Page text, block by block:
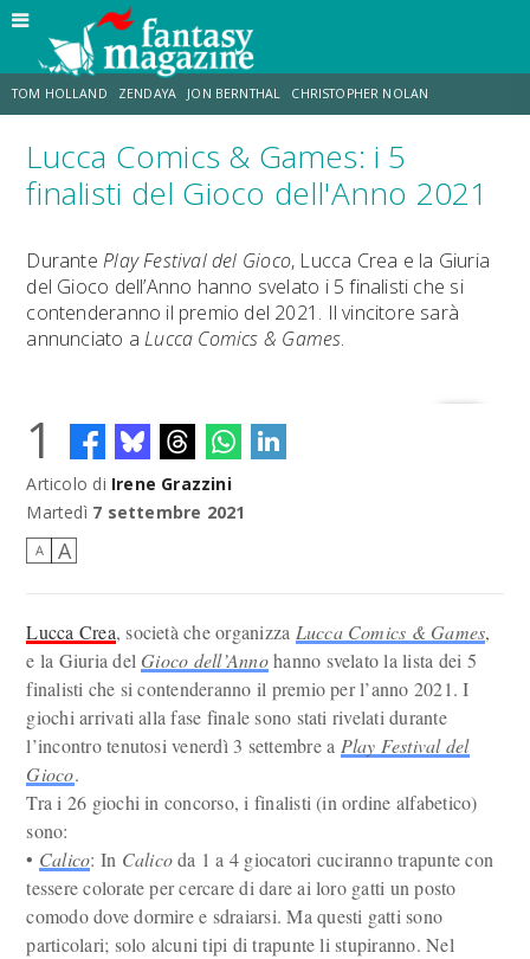
TOM HOLLAND ZENDAYA JON BERNTHAL CHRISTOPHER NOLAN
STRANIMONDI LUCCA COMICS & GAMES ODISSEA TRAMELL TILLMAN
Lucca Comics & Games: i 5
finalisti del Gioco dell'Anno 2021
DurantePlay Festival del Gioco, Lucca Crea e la Giuria
del Gioco dell’Anno hanno svelato i 5 finalisti che si
contenderanno il premio del 2021. Il vincitore sarà
annunciato aLucca Comics & Games.
1
Articolo di Irene Grazzini
Martedì 7 settembre 2021
A A
Lucca Crea, società che organizza Lucca Comics & Games,
e la Giuria del Gioco dell’Annohanno svelato la lista dei 5
finalisti che si contenderanno il premio per l’anno 2021. I
giochi arrivati alla fase finale sono stati rivelati durante
l’incontro tenutosi venerdì 3 settembre a Play Festival del
Gioco.
Tra i 26 giochi in concorso, i finalisti (in ordine alfabetico)
sono:
• Calico: In Calicoda 1 a 4 giocatori cuciranno trapunte con
tessere colorate per cercare di dare ai loro gatti un posto
comodo dove dormire e sdraiarsi. Ma questi gatti sono
particolari; solo alcuni tipi di trapunte li stupiranno. Nel